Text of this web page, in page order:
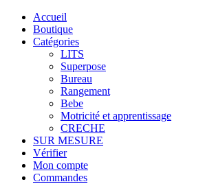
Accueil
Boutique
Catégories
LITS
Superpose
Bureau
Rangement
Bebe
Motricité et apprentissage
CRECHE
SUR MESURE
Vérifier
Mon compte
Commandes